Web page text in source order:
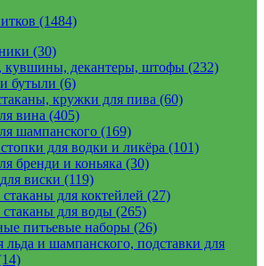
(1484)
(30)
кувшины, декантеры, штофы (232)
бутыли (6)
кружки для пива (60)
вина (405)
шампанского (169)
для водки и ликёра (101)
бренди и коньяка (30)
виски (119)
для коктейлей (27)
для воды (265)
питьевые наборы (26)
льда и шампанского, подставки для